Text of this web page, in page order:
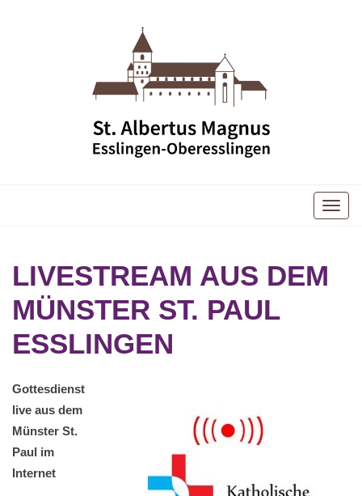
Toggle
LIVESTREAM AUS DEM
MÜNSTER ST. PAUL
ESSLINGEN
Gottesdienst
live aus dem
Münster St.
Paul im
Internet